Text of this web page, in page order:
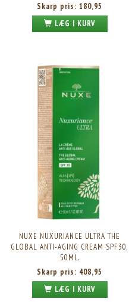
Skarp pris: 180,95
LÆG I KURV
NUXE NUXURIANCE ULTRA THE
GLOBAL ANTI-AGING CREAM SPF30,
50ML.
Skarp pris: 408,95
LÆG I KURV